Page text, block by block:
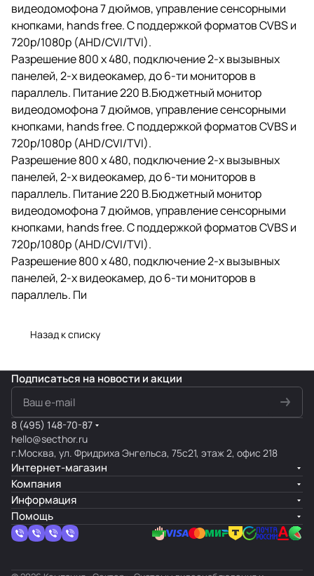
видеодомофона 7 дюймов, управление сенсорными
кнопками, hands free. С поддержкой форматов CVBS и
720p/1080p (AHD/CVI/TVI).
Разрешение 800 х 480, подключение 2-х вызывных
панелей, 2-х видеокамер, до 6-ти мониторов в
параллель. Питание 220 В.Бюджетный монитор
видеодомофона 7 дюймов, управление сенсорными
кнопками, hands free. С поддержкой форматов CVBS и
720p/1080p (AHD/CVI/TVI).
Разрешение 800 х 480, подключение 2-х вызывных
панелей, 2-х видеокамер, до 6-ти мониторов в
параллель. Питание 220 В.Бюджетный монитор
видеодомофона 7 дюймов, управление сенсорными
кнопками, hands free. С поддержкой форматов CVBS и
720p/1080p (AHD/CVI/TVI).
Разрешение 800 х 480, подключение 2-х вызывных
панелей, 2-х видеокамер, до 6-ти мониторов в
параллель. Пи
Назад к списку
Подписаться на новости и акции
8 (495) 148-70-87
hello@secthor.ru
г.Москва, ул. Фридриха Энгельса, 75с21, этаж 2, офис 218
Интернет-магазин
Компания
Информация
Помощь